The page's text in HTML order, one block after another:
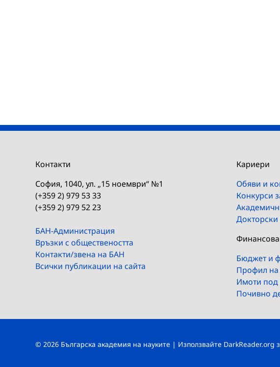
Контакти
София, 1040, ул. „15 ноември“ №1
(+359 2) 979 53 33
(+359 2) 979 52 23
БАН-Администрация
Връзки с обществеността
Контакти/звена на БАН
Всички публикации на сайта
Кариери
Обяви и
Конкурси
Финансова
Бюджет и
Профил на
Имоти под
Почивно
© 2026 Българска академия на науките | Използвайте DarkReader.org